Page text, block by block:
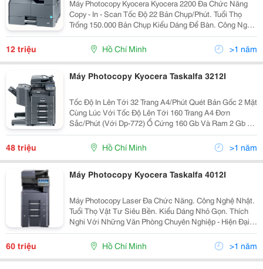
Máy Photocopy Kyocera Kyocera 2200 Đa Chức Năng
Copy - In - Scan Tốc Độ 22 Bản Chụp/Phút. Tuổi Thọ
Trống 150.000 Bản Chụp Kiểu Dáng Để Bàn. Công Nghệ
Nhật. Hàng Chính Hãng. Bảo Hành Chính Hãng.(
100.000 Bản Chụp Hoặc 12 Tháng )...
12 triệu Hồ Chí Minh >1 năm
Máy Photocopy Kyocera Taskalfa 3212I
Tốc Độ In Lên Tới 32 Trang A4/Phút Quét Bản Gốc 2 Mặt
Cùng Lúc Với Tốc Độ Lên Tới 160 Trang A4 Đơn
Sắc/Phút (Với Dp-772) Ổ Cứng 160 Gb Và Ram 2 Gb Có
Sẵn Trong Cấu Hình Tiêu Chuẩn Hệ Thống Khay Giấy Đa
Dạng Kết Hợp Với Nhiều Bộ Nạp Bản Gốc K
48 triệu Hồ Chí Minh >1 năm
Máy Photocopy Kyocera Taskalfa 4012I
Máy Photocopy Laser Đa Chức Năng. Công Nghệ Nhật.
Tuổi Thọ Vật Tư Siêu Bền. Kiểu Dáng Nhỏ Gọn. Thích
Nghi Với Những Văn Phòng Chuyên Nghiệp - Hiện Đại
Khuyến Mãi Hấp Dẫn. Quà Tặng Cực Khủng. Bảo Hành
Tận Nơi, Bảo Trì Miễn Phí...
60 triệu Hồ Chí Minh >1 năm